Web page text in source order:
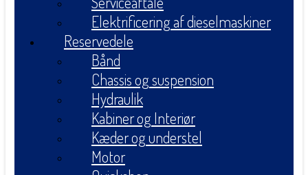
Elektrificering af dieselmaskiner
Reservedele
Bånd
Chassis og suspension
Hydraulik
Kabiner og Interiør
Kæder og understel
Motor